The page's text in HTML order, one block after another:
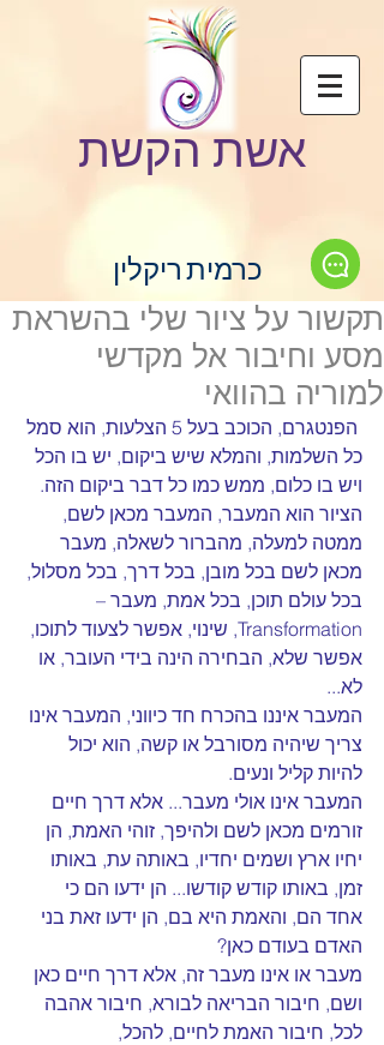
אשת הקשת
כרמית ריקלין
תקשור על ציור שלי בהשראת
מסע וחיבור אל מקדשי
למוריה בהוואי
הפנטגרם, הכוכב בעל 5 הצלעות, הוא סמל
כל השלמות, והמלא שיש ביקום, יש בו הכל
ויש בו כלום, ממש כמו כל דבר ביקום הזה.
הציור הוא המעבר, המעבר מכאן לשם,
ממטה למעלה, מהברור לשאלה, מעבר
מכאן לשם בכל מובן, בכל דרך, בכל מסלול,
בכל עולם תוכן, בכל אמת, מעבר –
Transformation, שינוי, אפשר לצעוד לתוכו,
אפשר שלא, הבחירה הינה בידי העובר, או
לא...
המעבר איננו בהכרח חד כיווני, המעבר אינו
צריך שיהיה מסורבל או קשה, הוא יכול
להיות קליל ונעים.
המעבר אינו אולי מעבר... אלא דרך חיים
זורמים מכאן לשם ולהיפך, זוהי האמת, הן
יחיו ארץ ושמים יחדיו, באותה עת, באותו
זמן, באותו קודש קודשו... הן ידעו הם כי
אחד הם, והאמת היא בם, הן ידעו זאת בני
האדם בעודם כאן?
מעבר או אינו מעבר זה, אלא דרך חיים כאן
ושם, חיבור הבריאה לבורא, חיבור אהבה
לכל, חיבור האמת לחיים, להכל,